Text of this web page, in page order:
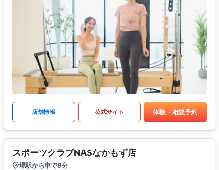
店舗情報 公式サイト 体験・相談予約
スポーツクラブNASなかもず店
堺駅から車で9分